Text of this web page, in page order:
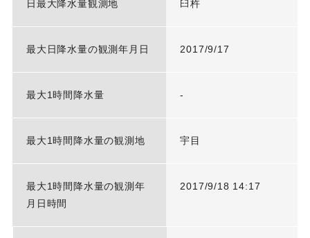
日最大降水量観測地 臼杵
最大日降水量の観測年月日 2017/9/17
最大1時間降水量 -
最大1時間降水量の観測地 宇目
最大1時間降水量の観測年
月日時間
2017/9/18 14:17